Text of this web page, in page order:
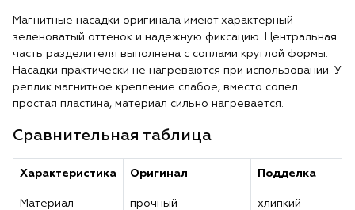
Магнитные насадки оригинала имеют характерный
зеленоватый оттенок и надежную фиксацию. Центральная
часть разделителя выполнена с соплами круглой формы.
Насадки практически не нагреваются при использовании. У
реплик магнитное крепление слабое, вместо сопел
простая пластина, материал сильно нагревается.
Сравнительная таблица
Характеристика Оригинал Подделка
Материал
прочный
хлипкий